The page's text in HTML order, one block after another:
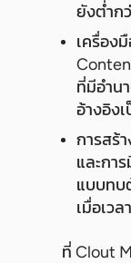
ยังต่ำก
เครื่อง
ที่มีอำน
อ้างอิง
การสร้
และกา
แบบทบ
เมื่อเวล
ที่ Clout